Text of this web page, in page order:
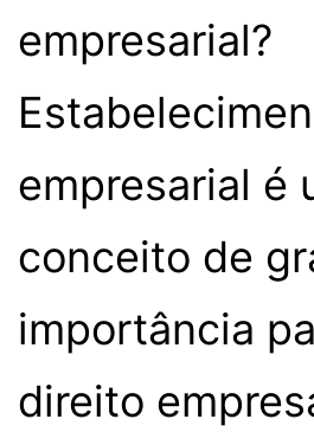
empresarial?
empresarial é
conceito de
importância
direito